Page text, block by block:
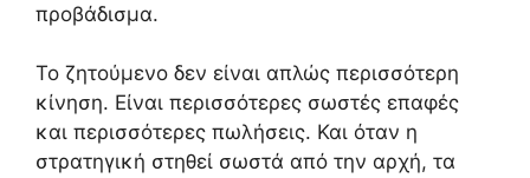
προβάδισμα.
Το ζητούμενο δεν είναι απλώς περισσότερη
κίνηση. Είναι περισσότερες σωστές επαφές
και περισσότερες πωλήσεις. Και όταν η
στρατηγική στηθεί σωστά από την αρχή, τα